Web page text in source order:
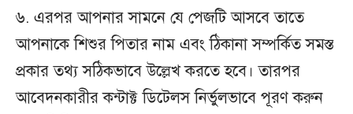
৬. এরপর আপনার সামনে যে পেজটি আসবে তাতে
আপনাকে শিশুর পিতার নাম এবং ঠিকানা সম্পর্কিত সমস্ত
প্রকার তথ্য সঠিকভাবে উল্লেখ করতে হবে। তারপর
আবেদনকারীর কন্টাক্ট ডিটেলস নির্ভুলভাবে পূরণ করুন